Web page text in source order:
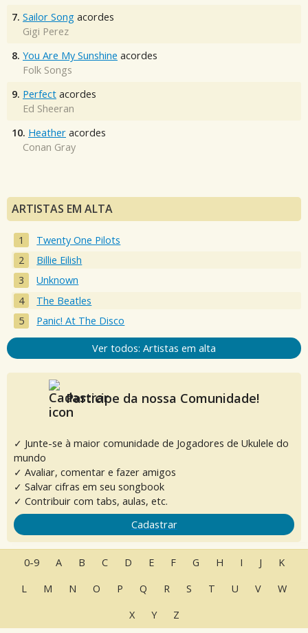
7. Sailor Song acordes
Gigi Perez
8. You Are My Sunshine acordes
Folk Songs
9. Perfect acordes
Ed Sheeran
10. Heather acordes
Conan Gray
ARTISTAS EM ALTA
Twenty One Pilots
Billie Eilish
Unknown
The Beatles
Panic! At The Disco
Ver todos: Artistas em alta
Participe da nossa Comunidade!
✓ Junte-se à maior comunidade de Jogadores de Ukulele do
mundo
✓ Avaliar, comentar e fazer amigos
✓ Salvar cifras em seu songbook
✓ Contribuir com tabs, aulas, etc.
Cadastrar
0-9 A B C D E F G H I J
K
L
M N O P Q R S T U V
W
X
Y Z